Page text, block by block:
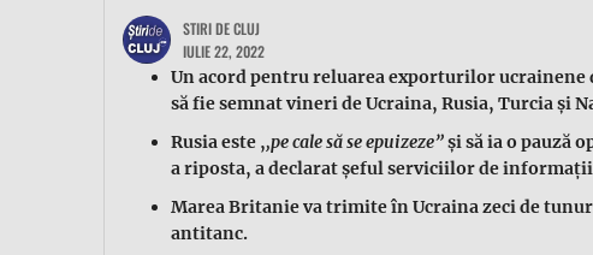
STIRI DE CLUJ
IULIE 22, 2022
Un acord pentru reluarea exporturilor ucrainene
să fie semnat vineri de Ucraina, Rusia, Turcia și
Rusia este ,,pe cale să se epuizeze”și să ia o pauză
a riposta, a declarat șeful serviciilor de
Marea Britanie va trimite în Ucraina zeci de
antitanc.